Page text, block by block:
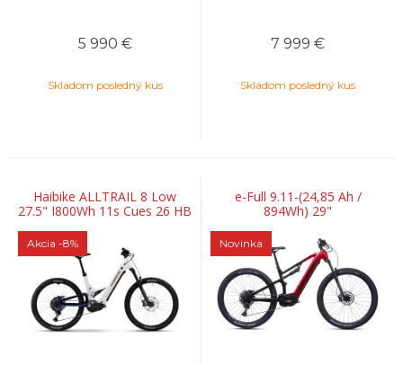
5 990 €
Skladom posledný kus
7 999 €
Skladom posledný kus
Haibike ALLTRAIL 8 Low
27.5" I800Wh 11s Cues 26 HB
Akcia -8%
e-Full 9.11-(24,85 Ah /
894Wh) 29"
Novinka